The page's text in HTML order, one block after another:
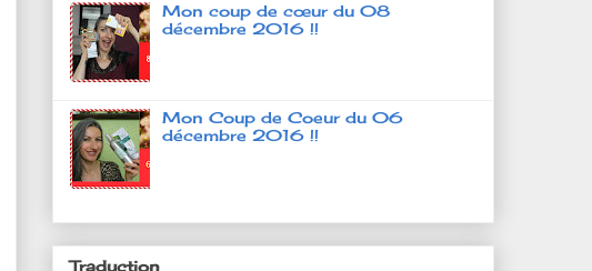
Mon coup de cœur du 08
décembre 2016 !!
Mon Coup de Coeur du 06
décembre 2016 !!
Traduction